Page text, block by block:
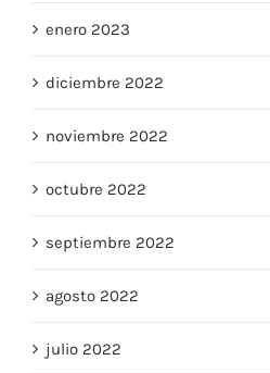
enero 2023
diciembre 2022
noviembre 2022
octubre 2022
septiembre 2022
agosto 2022
julio 2022